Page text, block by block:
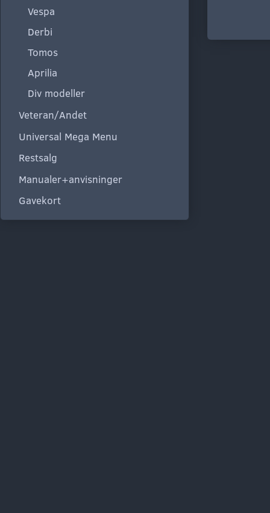
Vespa
Derbi
Tomos
Aprilia
Div modeller
Veteran/Andet
Universal Mega Menu
Restsalg
Manualer+anvisninger
Gavekort